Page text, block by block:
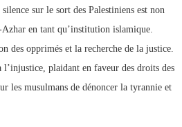
sur le sort des Palestiniens est non
en tant qu’institution islamique.
des opprimés et la recherche de la justice.
plaidant en faveur des droits des
les musulmans de dénoncer la tyrannie et